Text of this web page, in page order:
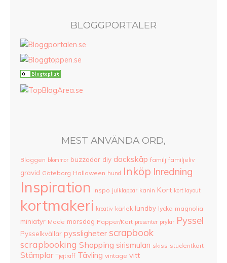
BLOGGPORTALER
MEST ANVÄNDA ORD,
Bloggen blommor buzzador diy dockskåp familj familjeliv
gravid Göteborg Halloween hund Inköp Inredning
Inspiration inspo julklappar kanin Kort kort layout
kortmakeri kreativ kärlek lundby lycka magnolia
miniatyr Mode morsdag Papper/Kort presenter prylar Pyssel
Pysselkvällar pyssligheter scrapbook
scrapbooking Shopping sirismulan skiss studentkort
Stämplar Tjejträff Tävling vintage vitt